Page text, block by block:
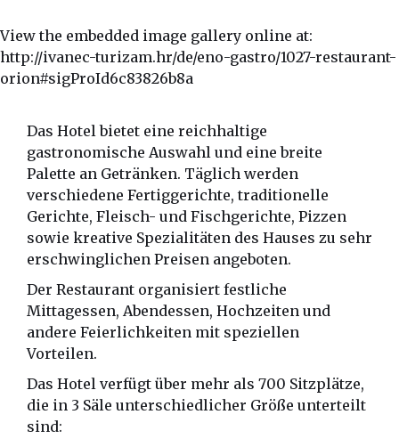
View the embedded image gallery online at:
http://ivanec-turizam.hr/de/eno-gastro/1027-restaurant-
orion#sigProId6c83826b8a
Das Hotel bietet eine reichhaltige
gastronomische Auswahl und eine breite
Palette an Getränken. Täglich werden
verschiedene Fertiggerichte, traditionelle
Gerichte, Fleisch- und Fischgerichte, Pizzen
sowie kreative Spezialitäten des Hauses zu sehr
erschwinglichen Preisen angeboten.
Der Restaurant organisiert festliche
Mittagessen, Abendessen, Hochzeiten und
andere Feierlichkeiten mit speziellen
Vorteilen.
Das Hotel verfügt über mehr als 700 Sitzplätze,
die in 3 Säle unterschiedlicher Größe unterteilt
sind: